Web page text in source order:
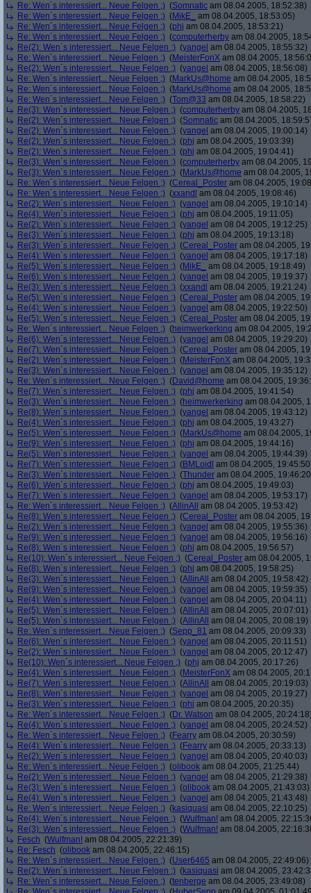
Re: Wen´s interessiert... Neue Felgen ;) (Somnatic am 08.04.2005, 18:52:38)
Re: Wen´s interessiert... Neue Felgen ;) (MikE_
am 08.04.2005, 18:53:05)
Re: Wen´s interessiert... Neue Felgen ;) (phj am 08.04.2005, 18:53:21)
Re: Wen´s interessiert... Neue Felgen ;) (computerherby am 08.04.2005,
Re(2): Wen´s interessiert... Neue Felgen ;) (yangel am 08.04.2005, 18:55:32)
Re: Wen´s interessiert... Neue Felgen ;) (MeisterFonX am 08.04.2005,
Re(2): Wen´s interessiert... Neue Felgen ;) (yangel am 08.04.2005, 18:56:08)
Re: Wen´s interessiert... Neue Felgen ;) (MarkUs@home am 08.04.2005,
Re: Wen´s interessiert... Neue Felgen ;) (MarkUs@home am 08.04.2005,
Re: Wen´s interessiert... Neue Felgen ;) (Tom@33 am 08.04.2005, 18:58:22)
Re(3): Wen´s interessiert... Neue Felgen ;) (computerherby am 08.04.2005,
Re(2): Wen´s interessiert... Neue Felgen ;) (Somnatic am 08.04.2005,
Re(2): Wen´s interessiert... Neue Felgen ;) (yangel am 08.04.2005, 19:00:14)
Re(2): Wen´s interessiert... Neue Felgen ;) (phj am 08.04.2005, 19:03:39)
Re(2): Wen´s interessiert... Neue Felgen ;) (phj am 08.04.2005, 19:04:41)
Re(3): Wen´s interessiert... Neue Felgen ;) (computerherby am 08.04.2005,
Re(3): Wen´s interessiert... Neue Felgen ;) (MarkUs@home am 08.04.2005,
Re: Wen´s interessiert... Neue Felgen ;) (Cereal_Poster am 08.04.2005,
Re: Wen´s interessiert... Neue Felgen ;) (xxandl am 08.04.2005, 19:08:46)
Re(2): Wen´s interessiert... Neue Felgen ;) (yangel am 08.04.2005, 19:10:14)
Re(4): Wen´s interessiert... Neue Felgen ;) (phj am 08.04.2005, 19:11:05)
Re(2): Wen´s interessiert... Neue Felgen ;) (yangel am 08.04.2005, 19:12:25)
Re(3): Wen´s interessiert... Neue Felgen ;) (phj am 08.04.2005, 19:13:18)
Re(3): Wen´s interessiert... Neue Felgen ;) (Cereal_Poster am 08.04.2005,
Re(4): Wen´s interessiert... Neue Felgen ;) (yangel am 08.04.2005, 19:17:18)
Re(5): Wen´s interessiert... Neue Felgen ;) (MikE_
am 08.04.2005, 19:18:49)
Re(6): Wen´s interessiert... Neue Felgen ;) (yangel am 08.04.2005, 19:19:37)
Re(3): Wen´s interessiert... Neue Felgen ;) (xxandl am 08.04.2005, 19:21:24)
Re(5): Wen´s interessiert... Neue Felgen ;) (Cereal_Poster am 08.04.2005,
Re(4): Wen´s interessiert... Neue Felgen ;) (yangel am 08.04.2005, 19:22:50)
Re(5): Wen´s interessiert... Neue Felgen ;) (Cereal_Poster am 08.04.2005,
Re: Wen´s interessiert... Neue Felgen ;) (heimwerkerking am 08.04.2005,
Re(6): Wen´s interessiert... Neue Felgen ;) (yangel am 08.04.2005, 19:29:20)
Re(7): Wen´s interessiert... Neue Felgen ;) (Cereal_Poster am 08.04.2005,
Re(2): Wen´s interessiert... Neue Felgen ;) (MeisterFonX am 08.04.2005,
Re(3): Wen´s interessiert... Neue Felgen ;) (yangel am 08.04.2005, 19:35:12)
Re: Wen´s interessiert... Neue Felgen ;) (David@home am 08.04.2005,
Re(7): Wen´s interessiert... Neue Felgen ;) (phj am 08.04.2005, 19:41:54)
Re(3): Wen´s interessiert... Neue Felgen ;) (heimwerkerking am 08.04.2005,
Re(8): Wen´s interessiert... Neue Felgen ;) (yangel am 08.04.2005, 19:43:12)
Re(4): Wen´s interessiert... Neue Felgen ;) (phj am 08.04.2005, 19:43:27)
Re(5): Wen´s interessiert... Neue Felgen ;) (MarkUs@home am 08.04.2005,
Re(9): Wen´s interessiert... Neue Felgen ;) (phj am 08.04.2005, 19:44:16)
Re(5): Wen´s interessiert... Neue Felgen ;) (yangel am 08.04.2005, 19:44:39)
Re(7): Wen´s interessiert... Neue Felgen ;) (BMLoidl am 08.04.2005,
Re(3): Wen´s interessiert... Neue Felgen ;) (Thunder am 08.04.2005,
Re(6): Wen´s interessiert... Neue Felgen ;) (phj am 08.04.2005, 19:49:03)
Re(7): Wen´s interessiert... Neue Felgen ;) (yangel am 08.04.2005, 19:53:17)
Re: Wen´s interessiert... Neue Felgen ;) (AllinAll
am 08.04.2005, 19:53:42)
Re(8): Wen´s interessiert... Neue Felgen ;) (Cereal_Poster am 08.04.2005,
Re(2): Wen´s interessiert... Neue Felgen ;) (yangel am 08.04.2005, 19:55:36)
Re(9): Wen´s interessiert... Neue Felgen ;) (yangel am 08.04.2005, 19:56:16)
Re(8): Wen´s interessiert... Neue Felgen ;) (phj am 08.04.2005, 19:56:57)
Re(10): Wen´s interessiert... Neue Felgen ;) (Cereal_Poster am 08.04.2005,
Re(8): Wen´s interessiert... Neue Felgen ;) (phj am 08.04.2005, 19:58:25)
Re(3): Wen´s interessiert... Neue Felgen ;) (AllinAll
am 08.04.2005, 19:58:42)
Re(9): Wen´s interessiert... Neue Felgen ;) (yangel am 08.04.2005, 19:59:35)
Re(4): Wen´s interessiert... Neue Felgen ;) (yangel am 08.04.2005, 20:04:11)
Re(5): Wen´s interessiert... Neue Felgen ;) (AllinAll
am 08.04.2005, 20:07:01)
Re(5): Wen´s interessiert... Neue Felgen ;) (AllinAll
am 08.04.2005, 20:08:19)
Re: Wen´s interessiert... Neue Felgen ;) (Sepp_81 am 08.04.2005, 20:09:33)
Re(6): Wen´s interessiert... Neue Felgen ;) (yangel am 08.04.2005, 20:11:51)
Re(2): Wen´s interessiert... Neue Felgen ;) (yangel am 08.04.2005, 20:12:47)
Re(10): Wen´s interessiert... Neue Felgen ;) (phj am 08.04.2005, 20:17:26)
Re(4): Wen´s interessiert... Neue Felgen ;) (MeisterFonX am 08.04.2005,
Re(7): Wen´s interessiert... Neue Felgen ;) (AllinAll
am 08.04.2005, 20:19:03)
Re(8): Wen´s interessiert... Neue Felgen ;) (yangel am 08.04.2005, 20:19:27)
Re(3): Wen´s interessiert... Neue Felgen ;) (phj am 08.04.2005, 20:20:35)
Re: Wen´s interessiert... Neue Felgen ;) (Dr. Watson am 08.04.2005,
Re(4): Wen´s interessiert... Neue Felgen ;) (yangel am 08.04.2005, 20:24:52)
Re: Wen´s interessiert... Neue Felgen ;) (Fearry am 08.04.2005, 20:30:59)
Re(4): Wen´s interessiert... Neue Felgen ;) (Fearry am 08.04.2005, 20:33:13)
Re(2): Wen´s interessiert... Neue Felgen ;) (yangel am 08.04.2005, 20:40:03)
Re: Wen´s interessiert... Neue Felgen ;) (olibook am 08.04.2005, 21:25:44)
Re(2): Wen´s interessiert... Neue Felgen ;) (yangel am 08.04.2005, 21:29:38)
Re(3): Wen´s interessiert... Neue Felgen ;) (olibook am 08.04.2005, 21:43:03)
Re(4): Wen´s interessiert... Neue Felgen ;) (yangel am 08.04.2005, 21:43:48)
Re: Wen´s interessiert... Neue Felgen ;) (kasiquasi am 08.04.2005, 22:10:25)
Re(4): Wen´s interessiert... Neue Felgen ;) (Wulfman! am 08.04.2005,
Re(3): Wen´s interessiert... Neue Felgen ;) (Wulfman! am 08.04.2005,
Fesch (Wulfman! am 08.04.2005, 22:21:39)
Re: Fesch (olibook am 08.04.2005, 22:46:15)
Re: Wen´s interessiert... Neue Felgen ;) (User6465 am 08.04.2005, 22:49:06)
Re(2): Wen´s interessiert... Neue Felgen ;) (kasiquasi am 08.04.2005,
Re: Wen´s interessiert... Neue Felgen ;) (tenberge am 08.04.2005, 23:49:08)